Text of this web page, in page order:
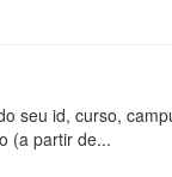
seu id, curso,
(a partir de...